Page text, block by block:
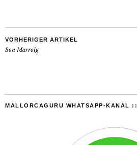
VORHERIGER ARTIKEL
Son Marroig
MALLORCAGURU WHATSAPP-KANAL ::